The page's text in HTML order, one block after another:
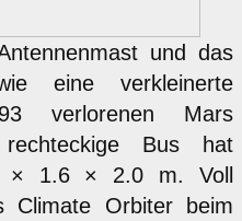
und das
eine verkleinerte
verlorenen Mars
Bus hat
× 1.6 × 2.0 m. Voll
Climate Orbiter beim